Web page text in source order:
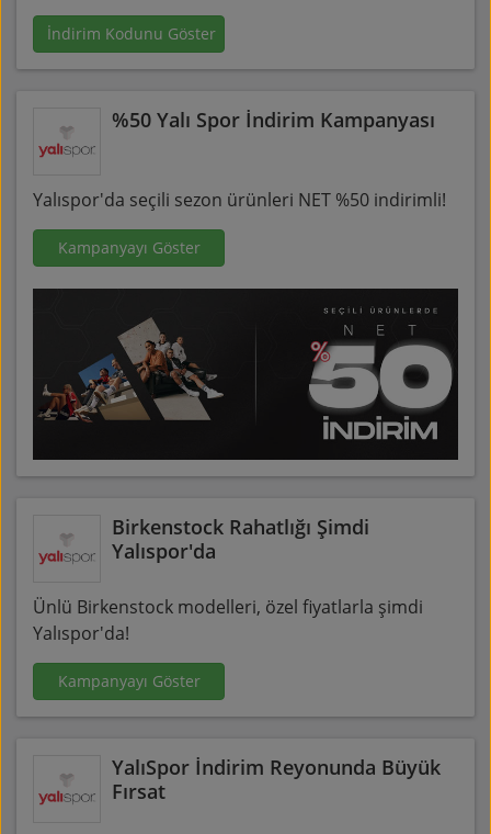
İndirim Kodunu Göster
%50 Yalı Spor İndirim Kampanyası
Yalıspor'da seçili sezon ürünleri NET %50 indirimli!
Kampanyayı Göster
Birkenstock Rahatlığı Şimdi
Yalıspor'da
Ünlü Birkenstock modelleri, özel fiyatlarla şimdi
Yalıspor'da!
Kampanyayı Göster
YalıSpor İndirim Reyonunda Büyük
Fırsat